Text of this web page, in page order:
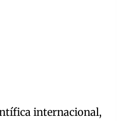
internacional,